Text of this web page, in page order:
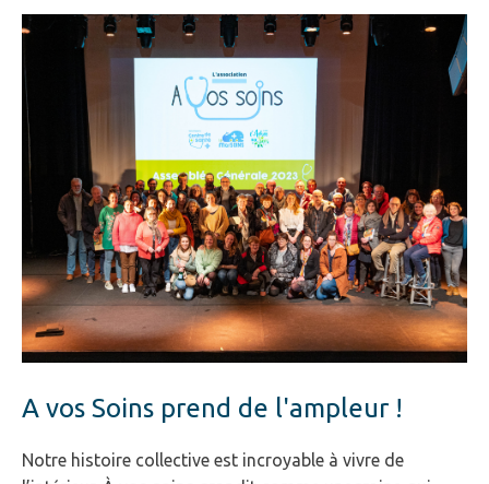
A vos Soins prend de l'ampleur !
Notre histoire collective est incroyable à vivre de